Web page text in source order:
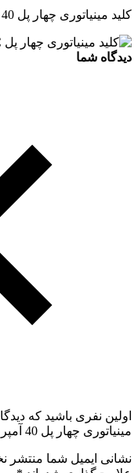
کلید مینیاتوری چهار پل 40 آمپر دنا الکتریک
دیدگاه شما
اولین نفری باشید که
مینیاتوری چهار پل 40 آمپر دنا الکتریک”
نشانی ایمیل شما منتشر